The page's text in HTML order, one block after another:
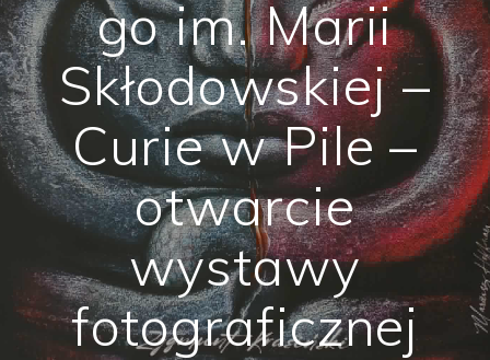
go im. Marii
Skłodowskiej –
Curie w Pile –
otwarcie
wystawy
fotograficznej